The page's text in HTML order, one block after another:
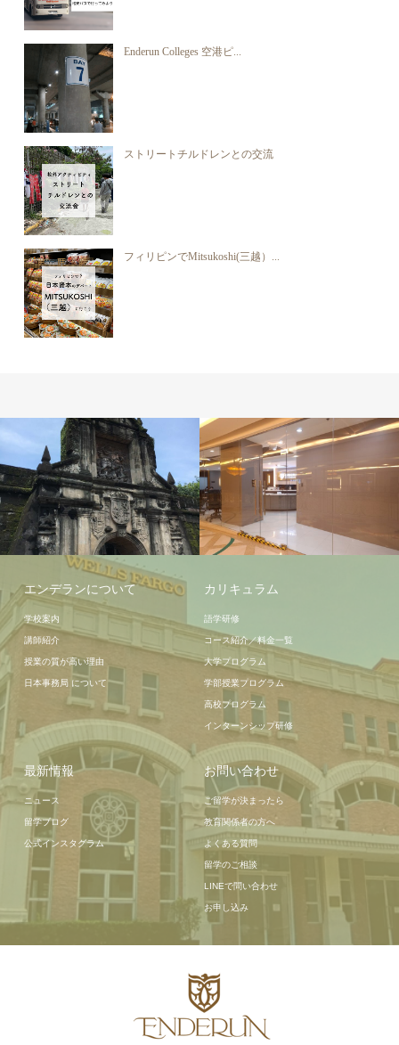
Enderun Colleges 空港ピ...
ストリートチルドレンとの交流
フィリピンでMitsukoshi(三越）...
学校施設
エンデランについて
学校案内
講師紹介
授業の質が高い理由
日本事務局 について
カリキュラム
語学研修
コース紹介／料金一覧
大学プログラム
学部授業プログラム
高校プログラム
インターンシップ研修
最新情報
ニュース
留学ブログ
公式インスタグラム
お問い合わせ
ご留学が決まったら
教育関係者の方へ
よくある質問
留学のご相談
LINEで問い合わせ
お申し込み